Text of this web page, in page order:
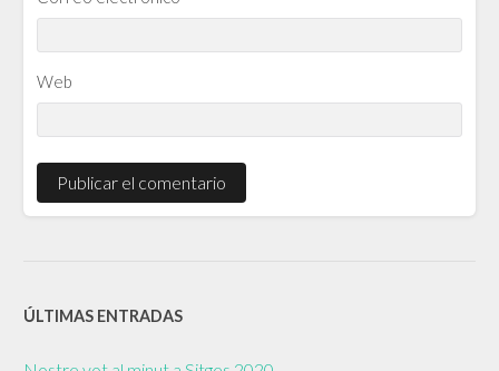
Web
ÚLTIMAS ENTRADAS